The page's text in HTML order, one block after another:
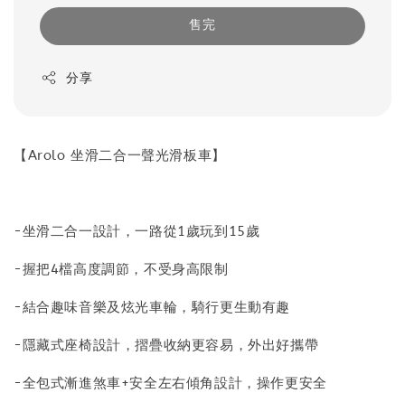
售完
分享
【Arolo 坐滑二合一聲光滑板車】
-坐滑二合一設計，一路從1歲玩到15歲
-握把4檔高度調節，不受身高限制
-結合趣味音樂及炫光車輪，騎行更生動有趣
-隱藏式座椅設計，摺疊收納更容易，外出好攜帶
-全包式漸進煞車+安全左右傾角設計，操作更安全